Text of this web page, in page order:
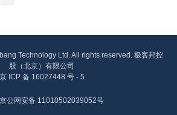
Technology Ltd. All rights reserved. 极客邦控
股（北京）有限公司
京 ICP 备 16027448 号 - 5
京公网安备 11010502039052号